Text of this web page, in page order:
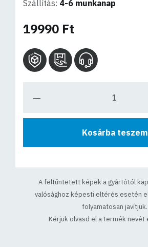
Szállítás: 4-6 munkanap
19990 Ft
Kosárba teszem
A feltűntetett képek a gyártótól
valósághoz képesti eltérés esetén
folyamatosan javítjuk.
Kérjük olvasd el a termék nevét